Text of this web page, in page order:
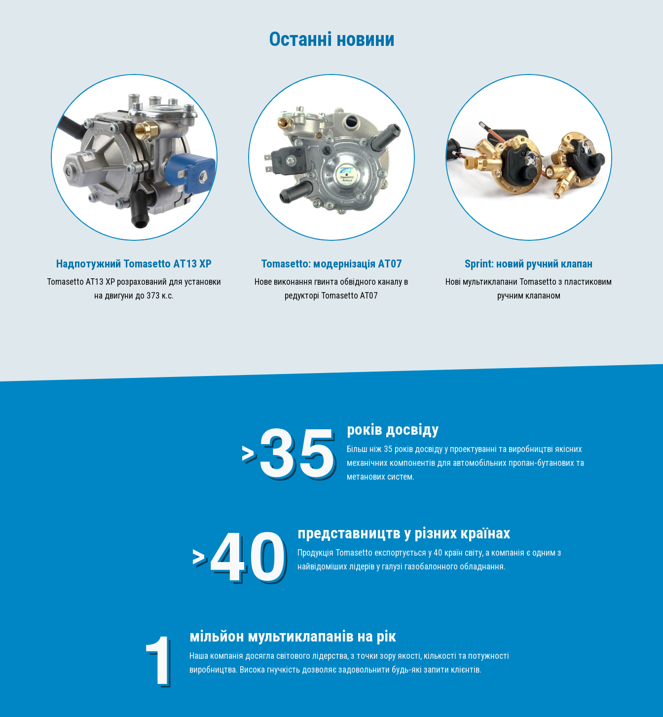
Останні новини
Надпотужний Tomasetto AT13 XP
Tomasetto AT13 XP розрахований для установки
на двигуни до 373 к.с.
Tomasetto: модернізація AT07
Нове виконання гвинта обвідного каналу в
редукторі Tomasetto AT07
Sprint: новий ручний клапан
Нові мультиклапани Tomasetto з пластиковим
ручним клапаном
>3
5
років досвіду
Більш ніж 35 років досвіду у проектуванні та виробництві якісних
механічних компонентів для автомобільних пропан-бутанових та
метанових систем.
>4
0
представництв у різних країнах
Продукція Tomasetto експортується у 40 країн світу, а компанія є одним з
найвідоміших лідерів у галузі газобалонного обладнання.
1
мільйон мультиклапанів на рік
Наша компанія досягла світового лідерства, з точки зору якості, кількості та потужності
виробництва. Висока гнучкість дозволяє задовольнити будь-які запити клієнтів.